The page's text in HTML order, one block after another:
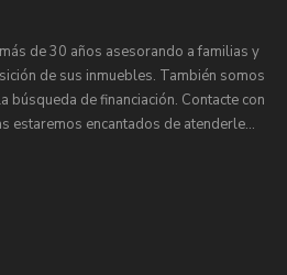
de 30 años asesorando a familias y
de sus inmuebles. También somos
búsqueda de financiación. Contacte con
estaremos encantados de atenderle…